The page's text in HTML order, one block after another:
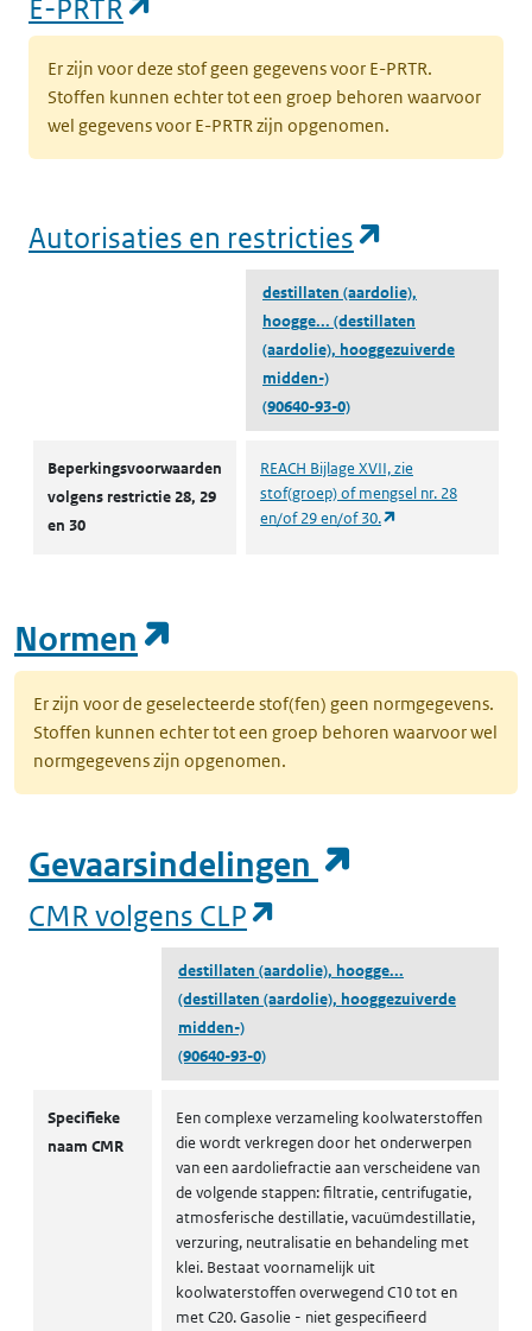
E-PRTR
Er zijn voor deze stof geen gegevens voor E-PRTR.
Stoffen kunnen echter tot een groep behoren waarvoor
wel gegevens voor E-PRTR zijn opgenomen.
Autorisaties en restricties
destillaten (aardolie),
hoogge... (destillaten
(aardolie), hooggezuiverde
midden-)
(90640-93-0)
Beperkingsvoorwaarden
volgens restrictie 28, 29
en 30
REACH Bijlage XVII, zie
stof(groep) of mengsel nr. 28
en/of 29 en/of 30.
Normen
Er zijn voor de geselecteerde stof(fen) geen normgegevens.
Stoffen kunnen echter tot een groep behoren waarvoor wel
normgegevens zijn opgenomen.
Gevaarsindelingen
CMR volgens CLP
destillaten (aardolie), hoogge...
(destillaten (aardolie), hooggezuiverde
midden-)
(90640-93-0)
Specifieke
naam CMR
Een complexe verzameling koolwaterstoffen
die wordt verkregen door het onderwerpen
van een aardoliefractie aan verscheidene van
de volgende stappen: filtratie, centrifugatie,
atmosferische destillatie, vacuümdestillatie,
verzuring, neutralisatie en behandeling met
klei. Bestaat voornamelijk uit
koolwaterstoffen overwegend C10 tot en
met C20. Gasolie - niet gespecifieerd